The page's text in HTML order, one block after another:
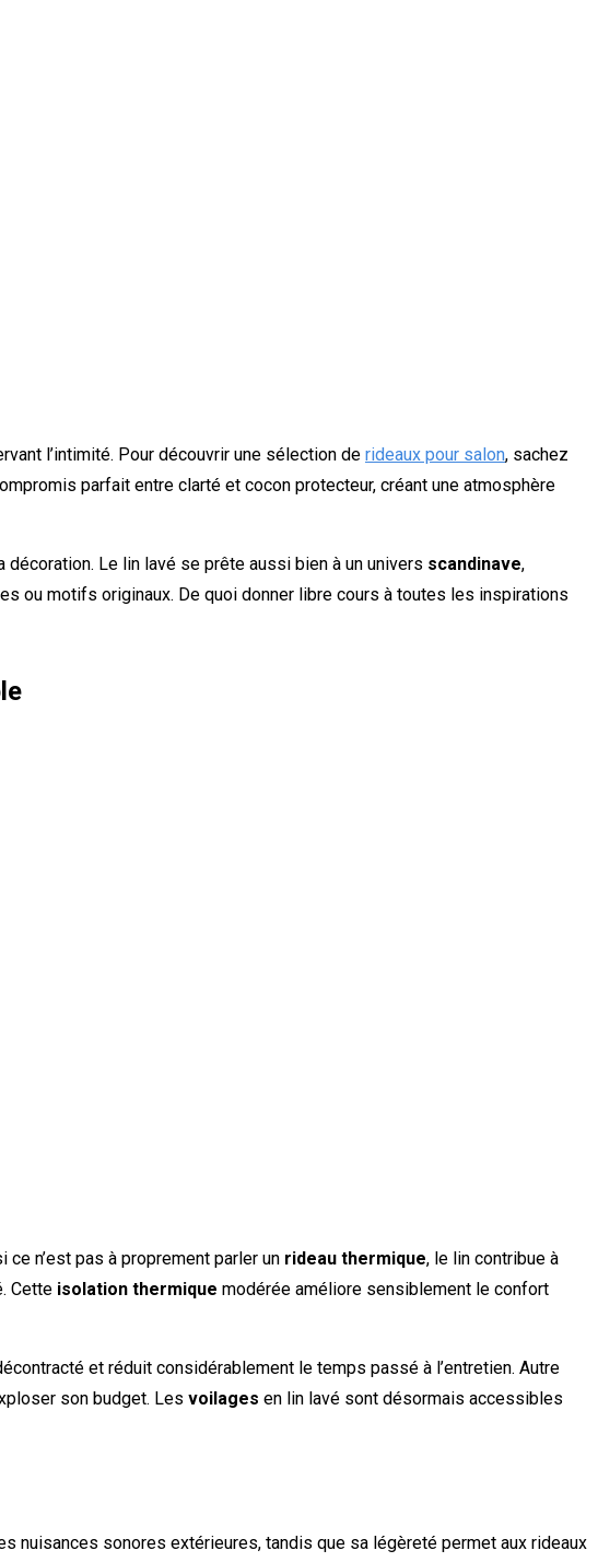
l’intimité. Pour découvrir une sélection de rideaux pour salon, sachez
parfait entre clarté et cocon protecteur, créant une atmosphère
décoration. Le lin lavé se prête aussi bien à un univers scandinave,
ou motifs originaux. De quoi donner libre cours à toutes les inspirations
n’est pas à proprement parler un rideau thermique, le lin contribue à
Cette isolation thermique modérée améliore sensiblement le confort
et réduit considérablement le temps passé à l’entretien. Autre
son budget. Les voilages en lin lavé sont désormais accessibles
nuisances sonores extérieures, tandis que sa légèreté permet aux rideaux